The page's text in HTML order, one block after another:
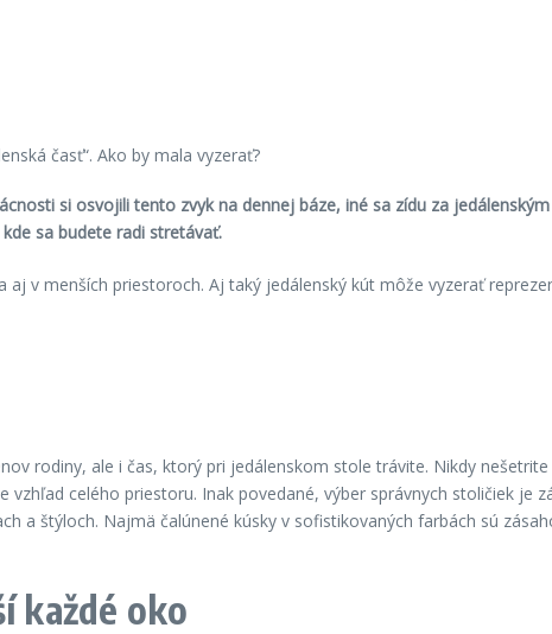
si osvojili tento zvyk na dennej báze, iné sa zídu za
sa budete radi stretávať.
v menších priestoroch. Aj taký jedálenský kút môže vyzerať
rodiny, ale i čas, ktorý pri jedálenskom stole trávite. Nikdy
celého priestoru. Inak povedané, výber správnych stoličiek je
a štýloch. Najmä čalúnené kúsky v sofistikovaných farbách sú
každé oko